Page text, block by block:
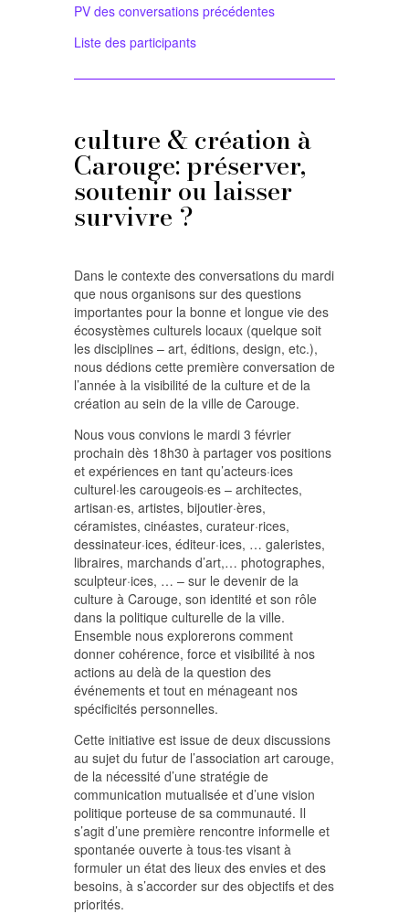
PV des conversations précédentes
Liste des participants
culture & création à
Carouge: préserver,
soutenir ou laisser
survivre ?
Dans le contexte des conversations du mardi
que nous organisons sur des questions
importantes pour la bonne et longue vie des
écosystèmes culturels locaux (quelque soit
les disciplines – art, éditions, design, etc.),
nous dédions cette première conversation de
l’année à la visibilité de la culture et de la
création au sein de la ville de Carouge.
Nous vous convions le mardi 3 février
prochain dès 18h30 à partager vos positions
et expériences en tant qu’acteurs·ices
culturel·les carougeois·es – architectes,
artisan·es, artistes, bijoutier·ères,
céramistes, cinéastes, curateur·rices,
dessinateur·ices, éditeur·ices, … galeristes,
libraires, marchands d’art,… photographes,
sculpteur·ices, … – sur le devenir de la
culture à Carouge, son identité et son rôle
dans la politique culturelle de la ville.
Ensemble nous explorerons comment
donner cohérence, force et visibilité à nos
actions au delà de la question des
événements et tout en ménageant nos
spécificités personnelles.
Cette initiative est issue de deux discussions
au sujet du futur de l’association art carouge,
de la nécessité d’une stratégie de
communication mutualisée et d’une vision
politique porteuse de sa communauté. Il
s’agit d’une première rencontre informelle et
spontanée ouverte à tous·tes visant à
formuler un état des lieux des envies et des
besoins, à s’accorder sur des objectifs et des
priorités.